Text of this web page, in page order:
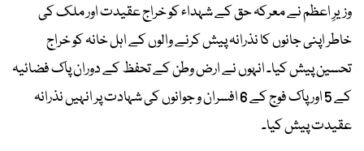
وزیرِ اعظم نے معرکہ حق کے شہداء کو خراج عقیدت اور ملک کی
خاطر اپنی جانوں کا نذرانہ پیش کرنے والوں کے اہل خانہ کو خراج
تحسین پیش کیا۔ انہوں نے ارض وطن کے تحفظ کے دوران پاک فضائیہ
کے 5 اور پاک فوج کے 6 افسران و جوانوں کی شہادت پر انہیں نذرانہ
عقیدت پیش کیا۔